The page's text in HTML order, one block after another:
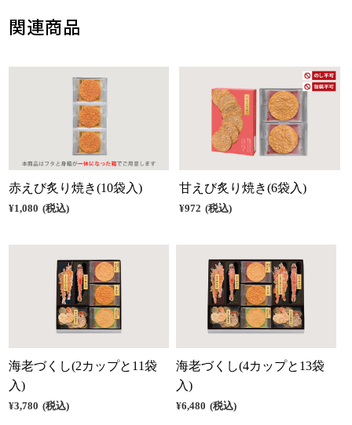
関連商品
赤えび炙り焼き(10袋入)
¥1,080 (税込)
甘えび炙り焼き(6袋入)
¥972 (税込)
海老づくし(2カップと11袋
入)
¥3,780 (税込)
海老づくし(4カップと13袋
入)
¥6,480 (税込)